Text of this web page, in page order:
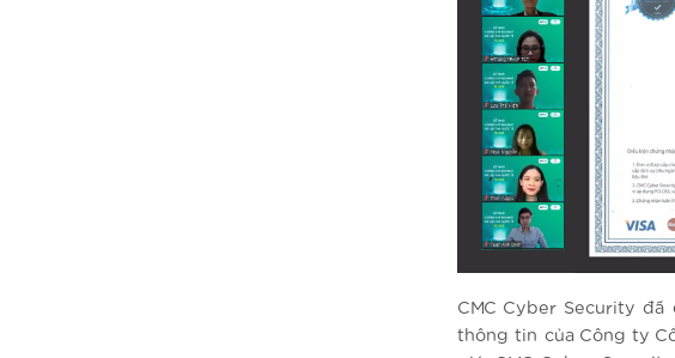
CMC Cyber Security
thông tin của Công ty